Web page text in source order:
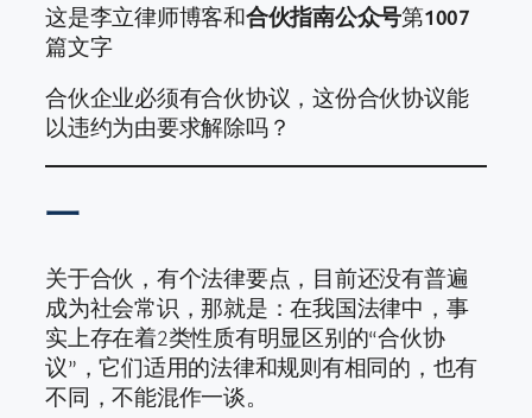
这是李立律师博客和合伙指南公众号第1007
篇文字
合伙企业必须有合伙协议，这份合伙协议能
以违约为由要求解除吗？
一
关于合伙，有个法律要点，目前还没有普遍
成为社会常识，那就是：在我国法律中，事
实上存在着2类性质有明显区别的“合伙协
议”，它们适用的法律和规则有相同的，也有
不同，不能混作一谈。